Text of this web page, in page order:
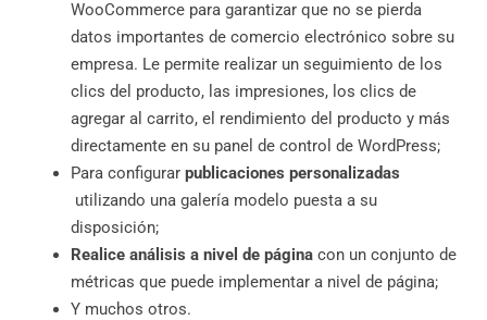
WooCommerce para garantizar que no se pierda
datos importantes de comercio electrónico sobre su
empresa. Le permite realizar un seguimiento de los
clics del producto, las impresiones, los clics de
agregar al carrito, el rendimiento del producto y más
directamente en su panel de control de WordPress;
Para configurar publicaciones personalizadas
utilizando una galería modelo puesta a su
disposición;
Realice análisis a nivel de página con un conjunto de
métricas que puede implementar a nivel de página;
Y muchos otros.